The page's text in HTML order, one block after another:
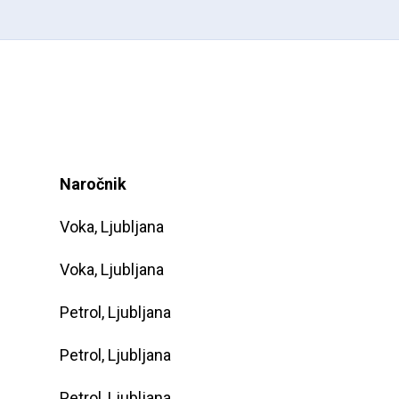
Naročnik
Voka, Ljubljana
Voka, Ljubljana
Petrol, Ljubljana
Petrol, Ljubljana